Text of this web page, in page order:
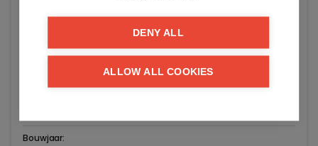
Kalfstraat 24
Bouwjaar:
DENY ALL
ALLOW ALL COOKIES